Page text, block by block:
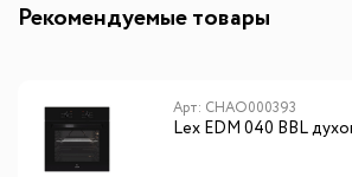
Рекомендуемые товары
Арт: CHAO000393
Lex EDM 040 BBL